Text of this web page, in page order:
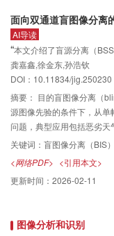
模块（global grouped
与色彩恢复分支之间的信息
洞率卷积层，提出多重空
attention module，MDFA
亮度增强两个分支的共同协
了复杂场景和极端低光场
等15种方法进行比较，在3
据集上进行评估，相较于
noise ratio，PSNR）提高
其他算法。结论本文提出
伪影问题时表现优异，且能
强效果。此外，本文方法
降低了模型规模与计算开销
面向双通道盲图像分离
AI导读
“本文介绍了盲源分离（
（BIS）的背景和重要性，
在局限性。”
龚嘉鑫,徐金东,孙浩钦
DOI：10.11834/jig.250230
摘要： 目的盲图像分离（
源图像先验的条件下，从
问题，典型应用包括恶劣
有的BIS方法普遍依赖人工
network，CNN）或对抗
的变体，难以刻画真实场
非线性混合及纹理细节高度
和伪影残留等缺陷。对此
model， DCDSM）。方法
关键词： 盲图像分离（BIS
<网络PDF> <引用本文>
更新时间： 2026-02-11
图像分析和识别